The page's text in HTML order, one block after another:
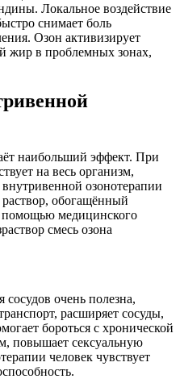
Локальное воздействие
снимает боль
Озон активизирует
жир в проблемных зонах,
наибольший эффект. При
на весь организм,
озонотерапии
раствор, обогащённый
помощью медицинского
смесь озона
очень полезна,
расширяет сосуды,
бороться с хронической
повышает сексуальную
человек чувствует